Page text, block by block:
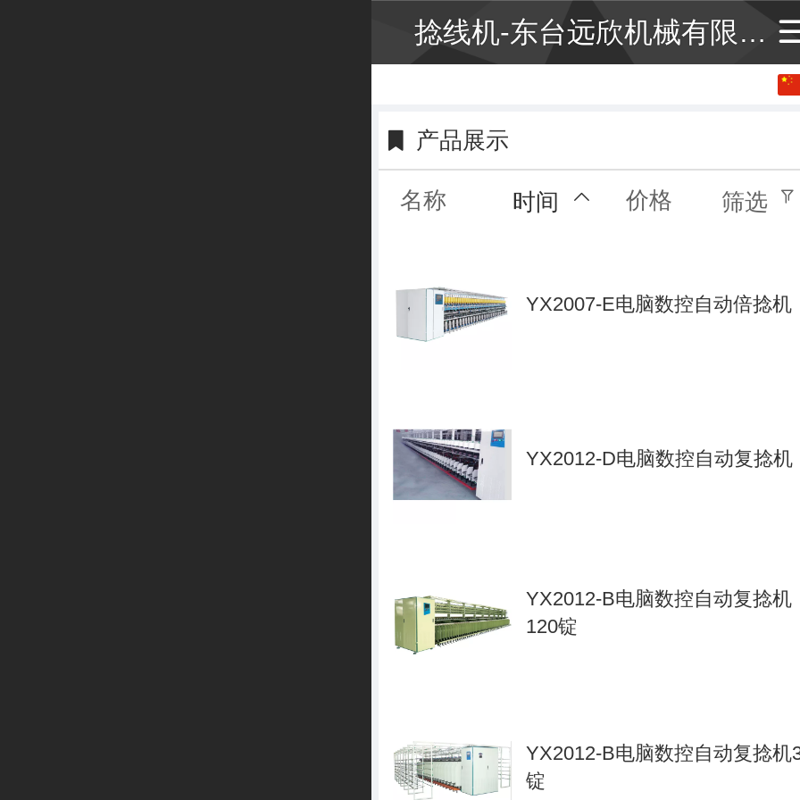
捻线机-东台远欣机械有限公司
产品展示
名称 时间 价格 筛选
YX2007-E电脑数控自动倍捻机
YX2012-D电脑数控自动复捻机
YX2012-B电脑数控自动复捻机
120锭
YX2012-B电脑数控自动复捻机
锭